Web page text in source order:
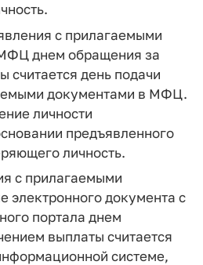
с прилагаемыми
днем обращения за
считается день подачи
документами в МФЦ.
личности
предъявленного
личность.
с прилагаемыми
электронного документа с
портала днем
выплаты считается
системе,